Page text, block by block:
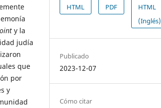
y la
judía
que
por
y
HTML PDF
HTML
(Inglés)
Publicado
2023-12-07
Cómo citar